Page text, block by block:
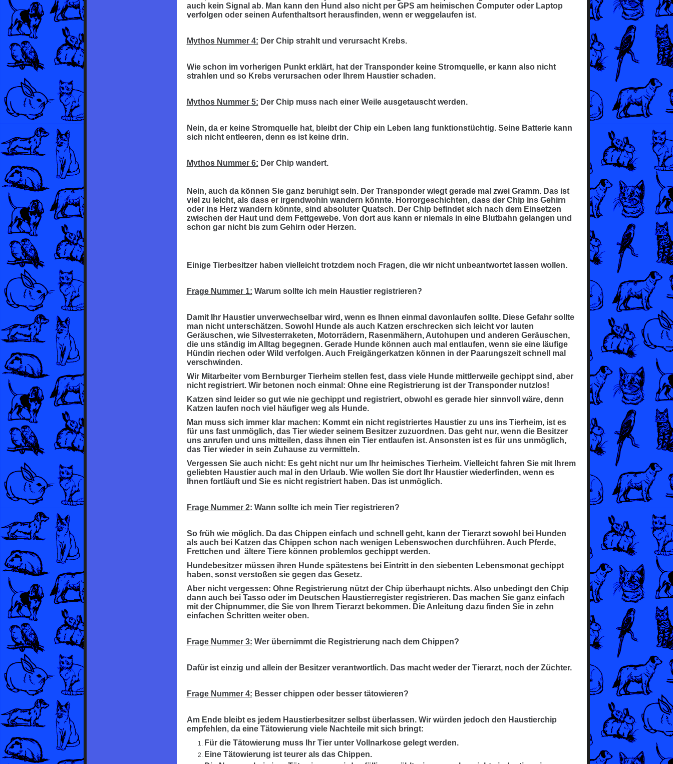
auch kein Signal ab. Man kann den Hund also nicht per GPS am heimischen Computer oder Laptop
verfolgen oder seinen Aufenthaltsort herausfinden, wenn er weggelaufen ist.
Mythos Nummer 4: Der Chip strahlt und verursacht Krebs.
Wie schon im vorherigen Punkt erklärt, hat der Transponder keine Stromquelle, er kann also nicht
strahlen und so Krebs verursachen oder Ihrem Haustier schaden.
Mythos Nummer 5: Der Chip muss nach einer Weile ausgetauscht werden.
Nein, da er keine Stromquelle hat, bleibt der Chip ein Leben lang funktionstüchtig. Seine Batterie kann
sich nicht entleeren, denn es ist keine drin.
Mythos Nummer 6: Der Chip wandert.
Nein, auch da können Sie ganz beruhigt sein. Der Transponder wiegt gerade mal zwei Gramm. Das ist
viel zu leicht, als dass er irgendwohin wandern könnte. Horrorgeschichten, dass der Chip ins Gehirn
oder ins Herz wandern könnte, sind absoluter Quatsch. Der Chip befindet sich nach dem Einsetzen
zwischen der Haut und dem Fettgewebe. Von dort aus kann er niemals in eine Blutbahn gelangen und
schon gar nicht bis zum Gehirn oder Herzen.
Einige Tierbesitzer haben vielleicht trotzdem noch Fragen, die wir nicht unbeantwortet lassen wollen.
Frage Nummer 1: Warum sollte ich mein Haustier registrieren?
Damit Ihr Haustier unverwechselbar wird, wenn es Ihnen einmal davonlaufen sollte. Diese Gefahr sollte
man nicht unterschätzen. Sowohl Hunde als auch Katzen erschrecken sich leicht vor lauten
Geräuschen, wie Silvesterraketen, Motorrädern, Rasenmähern, Autohupen und anderen Geräuschen,
die uns ständig im Alltag begegnen. Gerade Hunde können auch mal entlaufen, wenn sie eine läufige
Hündin riechen oder Wild verfolgen. Auch Freigängerkatzen können in der Paarungszeit schnell mal
verschwinden.
Wir Mitarbeiter vom Bernburger Tierheim stellen fest, dass viele Hunde mittlerweile gechippt sind, aber
nicht registriert. Wir betonen noch einmal: Ohne eine Registrierung ist der Transponder nutzlos!
Katzen sind leider so gut wie nie gechippt und registriert, obwohl es gerade hier sinnvoll wäre, denn
Katzen laufen noch viel häufiger weg als Hunde.
Man muss sich immer klar machen: Kommt ein nicht registriertes Haustier zu uns ins Tierheim, ist es
für uns fast unmöglich, das Tier wieder seinem Besitzer zuzuordnen. Das geht nur, wenn die Besitzer
uns anrufen und uns mitteilen, dass ihnen ein Tier entlaufen ist. Ansonsten ist es für uns unmöglich,
das Tier wieder in sein Zuhause zu vermitteln.
Vergessen Sie auch nicht: Es geht nicht nur um Ihr heimisches Tierheim. Vielleicht fahren Sie mit Ihrem
geliebten Haustier auch mal in den Urlaub. Wie wollen Sie dort Ihr Haustier wiederfinden, wenn es
Ihnen fortläuft und Sie es nicht registriert haben. Das ist unmöglich.
Frage Nummer 2: Wann sollte ich mein Tier registrieren?
So früh wie möglich. Da das Chippen einfach und schnell geht, kann der Tierarzt sowohl bei Hunden
als auch bei Katzen das Chippen schon nach wenigen Lebenswochen durchführen. Auch Pferde,
Frettchen und ältere Tiere können problemlos gechippt werden.
Hundebesitzer müssen ihren Hunde spätestens bei Eintritt in den siebenten Lebensmonat gechippt
haben, sonst verstoßen sie gegen das Gesetz.
Aber nicht vergessen: Ohne Registrierung nützt der Chip überhaupt nichts. Also unbedingt den Chip
dann auch bei Tasso oder im Deutschen Haustierregister registrieren. Das machen Sie ganz einfach
mit der Chipnummer, die Sie von Ihrem Tierarzt bekommen. Die Anleitung dazu finden Sie in zehn
einfachen Schritten weiter oben.
Frage Nummer 3: Wer übernimmt die Registrierung nach dem Chippen?
Dafür ist einzig und allein der Besitzer verantwortlich. Das macht weder der Tierarzt, noch der Züchter.
Frage Nummer 4: Besser chippen oder besser tätowieren?
Am Ende bleibt es jedem Haustierbesitzer selbst überlassen. Wir würden jedoch den Haustierchip
empfehlen, da eine Tätowierung viele Nachteile mit sich bringt:
Für die Tätowierung muss Ihr Tier unter Vollnarkose gelegt werden.
Eine Tätowierung ist teurer als das Chippen.